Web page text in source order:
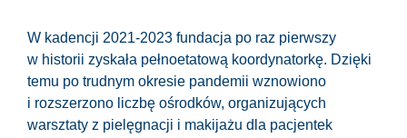
W kadencji 2021-2023 fundacja po raz pierwszy
w historii zyskała pełnoetatową koordynatorkę. Dzięki
temu po trudnym okresie pandemii wznowiono
i rozszerzono liczbę ośrodków, organizujących
warsztaty z pielęgnacji i makijażu dla pacjentek